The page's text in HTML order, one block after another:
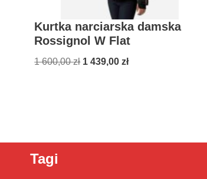
Kurtka narciarska damska
Rossignol W Flat
1 600,00zł 1 439,00zł
Tagi